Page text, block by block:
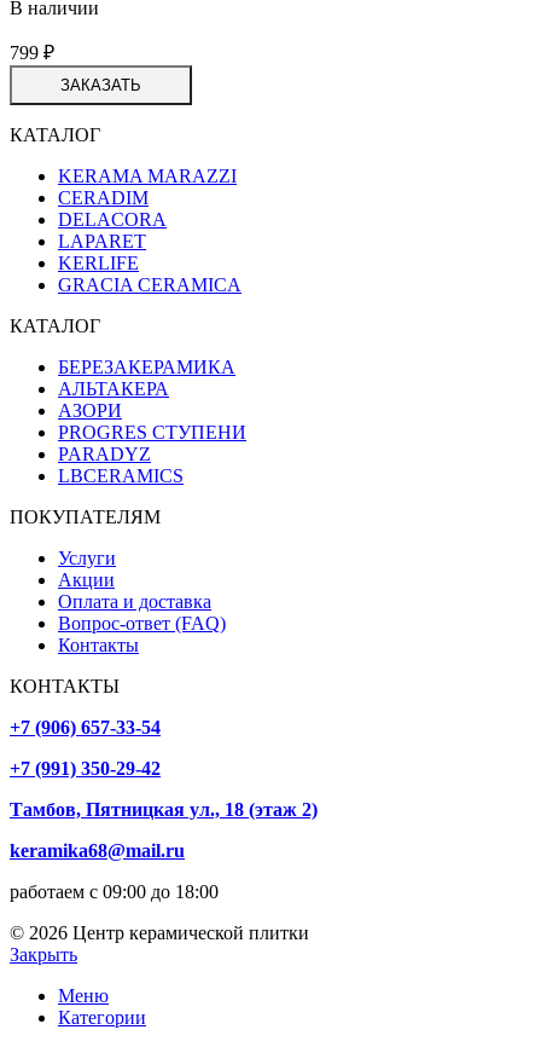
В наличии
799 ₽
ЗАКАЗАТЬ
КАТАЛОГ
KERAMA MARAZZI
CERADIM
DELACORA
LAPARET
KERLIFE
GRACIA CERAMICA
КАТАЛОГ
БЕРЕЗАКЕРАМИКА
АЛЬТАКЕРА
АЗОРИ
PROGRES СТУПЕНИ
PARADYZ
LBCERAMICS
ПОКУПАТЕЛЯМ
Услуги
Акции
Оплата и доставка
Вопрос-ответ (FAQ)
Контакты
КОНТАКТЫ
+7 (906) 657-33-54
+7 (991) 350-29-42
Тамбов, Пятницкая ул., 18 (этаж 2)
keramika68@mail.ru
работаем с 09:00 до 18:00
© 2026 Центр керамической плитки
Закрыть
Меню
Категории